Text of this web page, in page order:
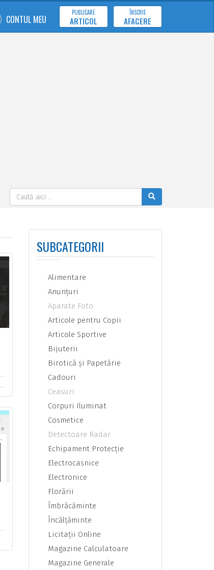
CONTUL MEU
PUBLICARE
ARTICOL
ÎNSCRIE
AFACERE
SUBCATEGORII
Alimentare
Anunţuri
Aparate Foto
Articole pentru Copii
Articole Sportive
Bijuterii
Birotică şi Papetărie
Cadouri
Ceasuri
Corpuri Iluminat
Cosmetice
Detectoare Radar
Echipament Protecţie
Electrocasnice
Electronice
Florării
Îmbrăcăminte
Încălţăminte
Licitaţii Online
Magazine Calculatoare
Magazine Generale